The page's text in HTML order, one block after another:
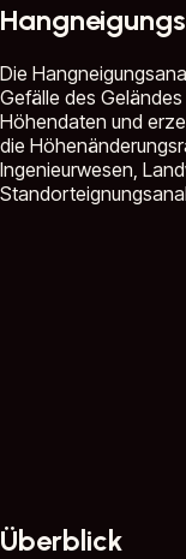
Die
Gefälle des
Höhendaten und
die
Ingenieurwesen,
Überblick